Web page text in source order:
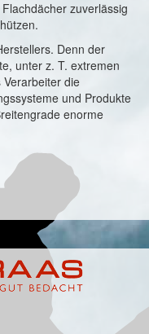
zuverlässig
Denn der
unter z. T. extremen
die
und Produkte
enorme